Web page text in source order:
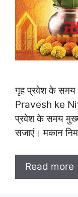
गृह प्रवेश के समय
Pravesh ke
प्रवेश के समय
सजाएं। मकान
Read more